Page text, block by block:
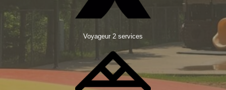
Voyageur 2 services